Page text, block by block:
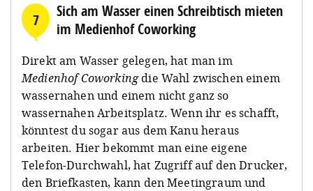
7
Sich am Wasser einen Schreibtisch mieten
im Medienhof Coworking
Direkt am Wasser gelegen, hat man im
Medienhof Coworkingdie Wahl zwischen einem
wassernahen und einem nicht ganz so
wassernahen Arbeitsplatz. Wenn ihr es schafft,
könntest du sogar aus dem Kanu heraus
arbeiten. Hier bekommt man eine eigene
Telefon-Durchwahl, hat Zugriff auf den Drucker,
den Briefkasten, kann den Meetingraum und